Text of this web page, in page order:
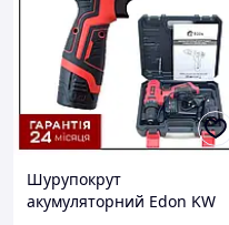
Шурупокрут
акумуляторний Edon KW